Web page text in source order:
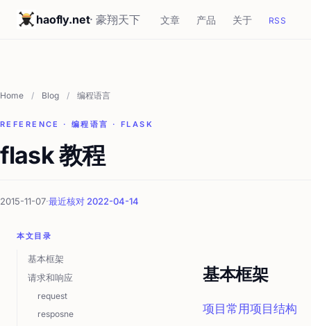
haofly.net· 豪翔天下 文章 产品 关于 RSS
Home / Blog / 编程语言
REFERENCE · 编程语言 · FLASK
flask 教程
2015-11-07·最近核对 2022-04-14
本文目录
基本框架
请求和响应
request
resposne
基本框架
项目常用项目结构